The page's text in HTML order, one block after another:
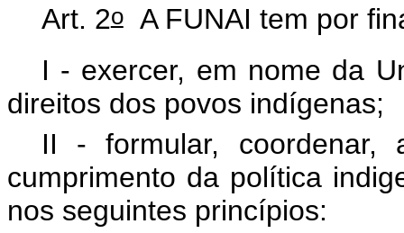
Art. 2oA FUNAI tem por
I - exercer, em nome da
direitos dos povos indígenas;
II - formular, coordenar,
cumprimento da política
nos seguintes princípios: